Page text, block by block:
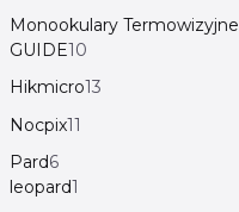
Monookulary Termowizyjne
GUIDE10
Hikmicro13
Nocpix11
Pard6
leopard1